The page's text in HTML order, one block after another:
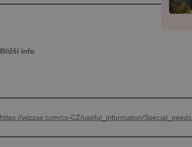
Bližší info
https://wizzair.com/cs-CZ/useful_information/Special_needs